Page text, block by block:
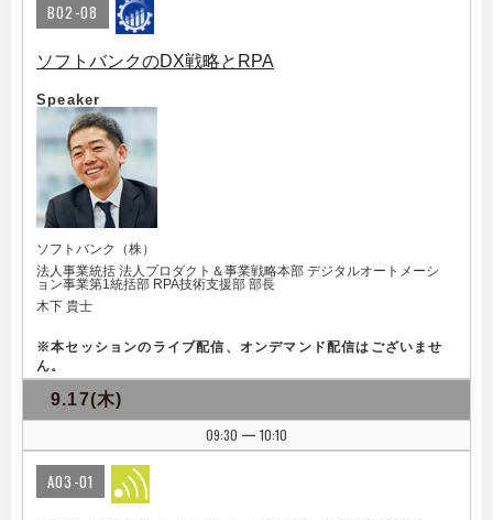
B02-08
ソフトバンクのDX戦略とRPA
Speaker
ソフトバンク（株）
法人事業統括 法人プロダクト＆事業戦略本部 デジタルオートメーシ
ョン事業第1統括部 RPA技術支援部 部長
木下 貴士
※本セッションのライブ配信、オンデマンド配信はございませ
ん。
9.17(木)
09:30
| 10:10
A03-01